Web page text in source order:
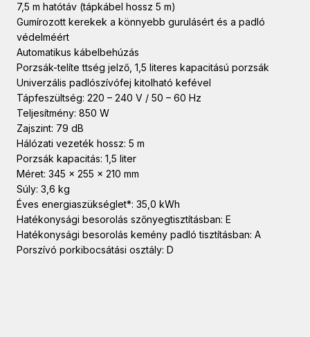
7,5 m hatótáv (tápkábel hossz 5 m)
Gumírozott kerekek a könnyebb gurulásért és a padló
védelméért
Automatikus kábelbehúzás
Porzsák-telíte ttség jelző, 1,5 literes kapacitású porzsák
Univerzális padlószívófej kitolható kefével
Tápfeszültség: 220 – 240 V / 50 – 60 Hz
Teljesítmény: 850 W
Zajszint: 79 dB
Hálózati vezeték hossz: 5 m
Porzsák kapacitás: 1,5 liter
Méret: 345 x 255 x 210 mm
Súly: 3,6 kg
Éves energiaszükséglet*: 35,0 kWh
Hatékonysági besorolás szőnyegtisztításban: E
Hatékonysági besorolás kemény padló tisztításban: A
Porszívó porkibocsátási osztály: D